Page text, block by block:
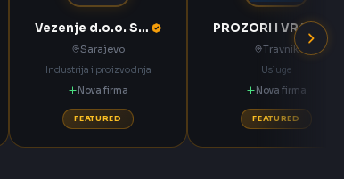
Vezenje d.o.o. Sarajevo
Sarajevo
Industrija i proizvodnja
Nova firma
FEATURED
PROZORI I VRATA Sučić Nova Bila
Travnik
Usluge
Nova firma
FEATURED